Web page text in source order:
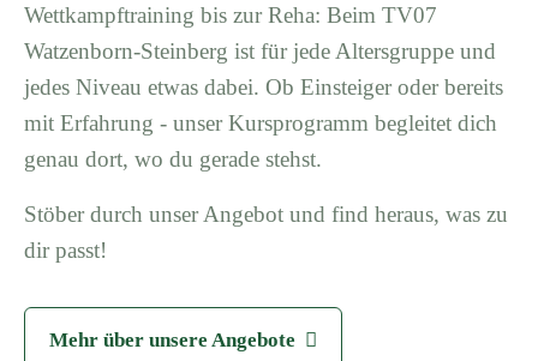
Wettkampftraining bis zur Reha: Beim TV07
Watzenborn-Steinberg ist für jede Altersgruppe und
jedes Niveau etwas dabei. Ob Einsteiger oder bereits
mit Erfahrung - unser Kursprogramm begleitet dich
genau dort, wo du gerade stehst.
Stöber durch unser Angebot und find heraus, was zu
dir passt!
Mehr über unsere Angebote